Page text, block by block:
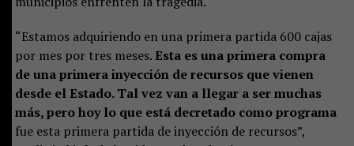
“Estamos adquiriendo en una primera partida 600 cajas
por mes por tres meses. Esta es una primera compra
de una primera inyección de recursos que vienen
desde el Estado. Tal vez van a llegar a ser muchas
más, pero hoy lo que está decretado como programa
fue esta primera partida de inyección de recursos”,